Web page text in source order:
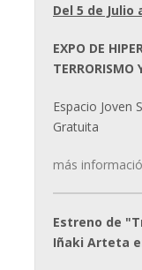
Del 5 de Julio
EXPO DE
TERRORISMO
Espacio Joven
Gratuita
más
Estreno de
Iñaki Arteta